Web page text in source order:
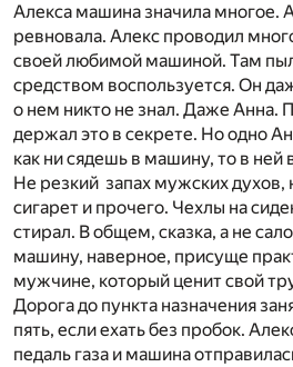
Алекса машина значила многое.
ревновала. Алекс проводил
своей любимой машиной. Там
средством воспользуется. Он
о нем никто не знал. Даже Анна.
держал это в секрете. Но одно
как ни сядешь в машину, то в ней
Не резкий запах мужских духов,
сигарет и прочего. Чехлы на
стирал. В общем, сказка, а не
машину, наверное, присуще
мужчине, который ценит свой
Дорога до пункта назначения
пять, если ехать без пробок.
педаль газа и машина